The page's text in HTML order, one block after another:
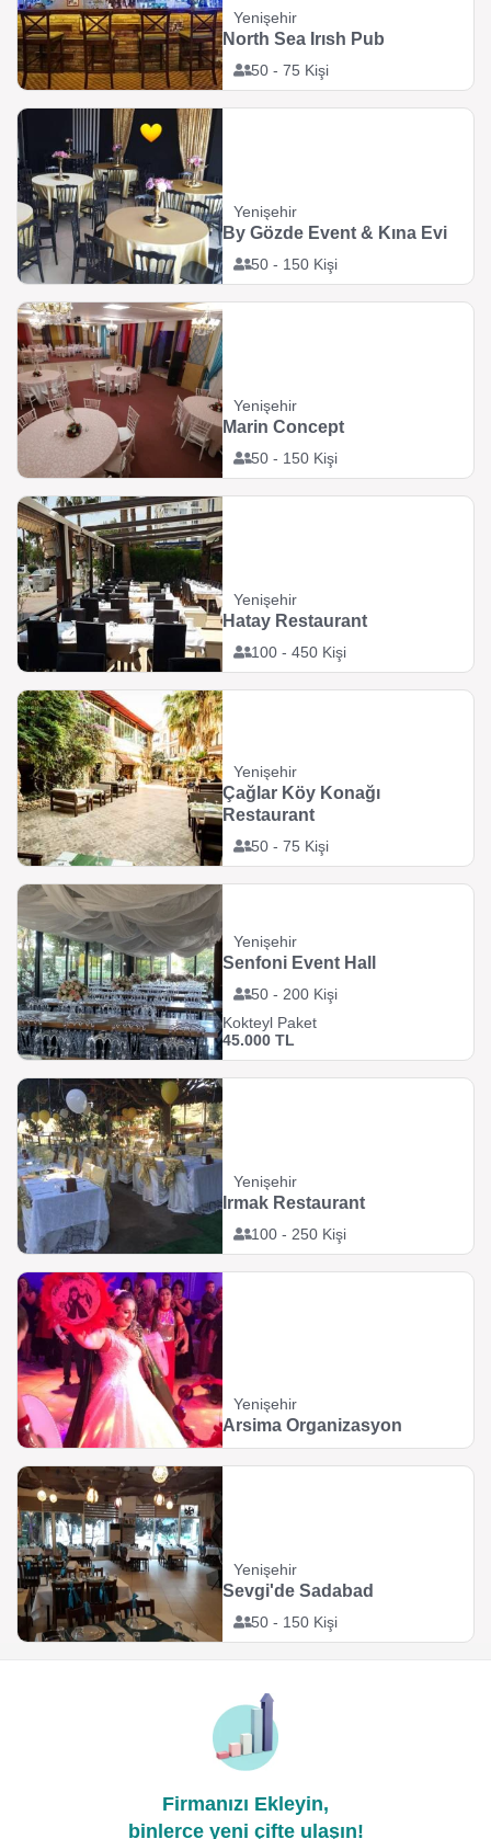
Yenişehir
50 - 75 Kişi
North Sea Irısh Pub
Yenişehir
50 - 150 Kişi
By Gözde Event & Kına Evi
Yenişehir
50 - 150 Kişi
Marin Concept
Yenişehir
100 - 450 Kişi
Hatay Restaurant
Yenişehir
50 - 75 Kişi
Çağlar Köy Konağı
Restaurant
Yenişehir
50 - 200 Kişi
Senfoni Event Hall
Kokteyl Paket
45.000 TL
Yenişehir
100 - 250 Kişi
Irmak Restaurant
Yenişehir
Arsima Organizasyon
Yenişehir
50 - 150 Kişi
Sevgi'de Sadabad
Firmanızı Ekleyin,
binlerce yeni çifte ulaşın!